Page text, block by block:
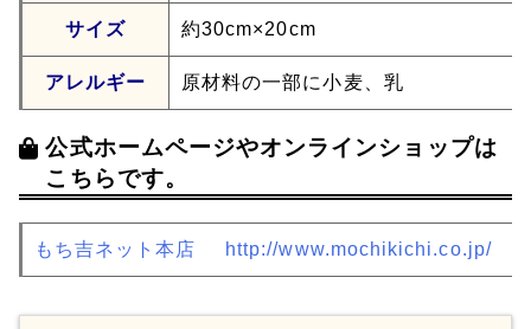
サイズ 約30cm×20cm
アレルギー 原材料の一部に小麦、乳
公式ホームページやオンラインショップは
こちらです。
もち吉ネット本店 http://www.mochikichi.co.jp/